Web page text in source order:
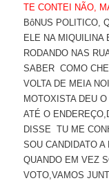
TE CONTEI NÃO,
BôNUS POLITICO,
ELE NA MIQUILINA
RODANDO NAS
SABER COMO
VOLTA DE MEIA
MOTOXISTA DEU
ATÉ O
DISSE TU ME
SOU CANDIDATO
QUANDO EM VEZ
VOTO,VAMOS